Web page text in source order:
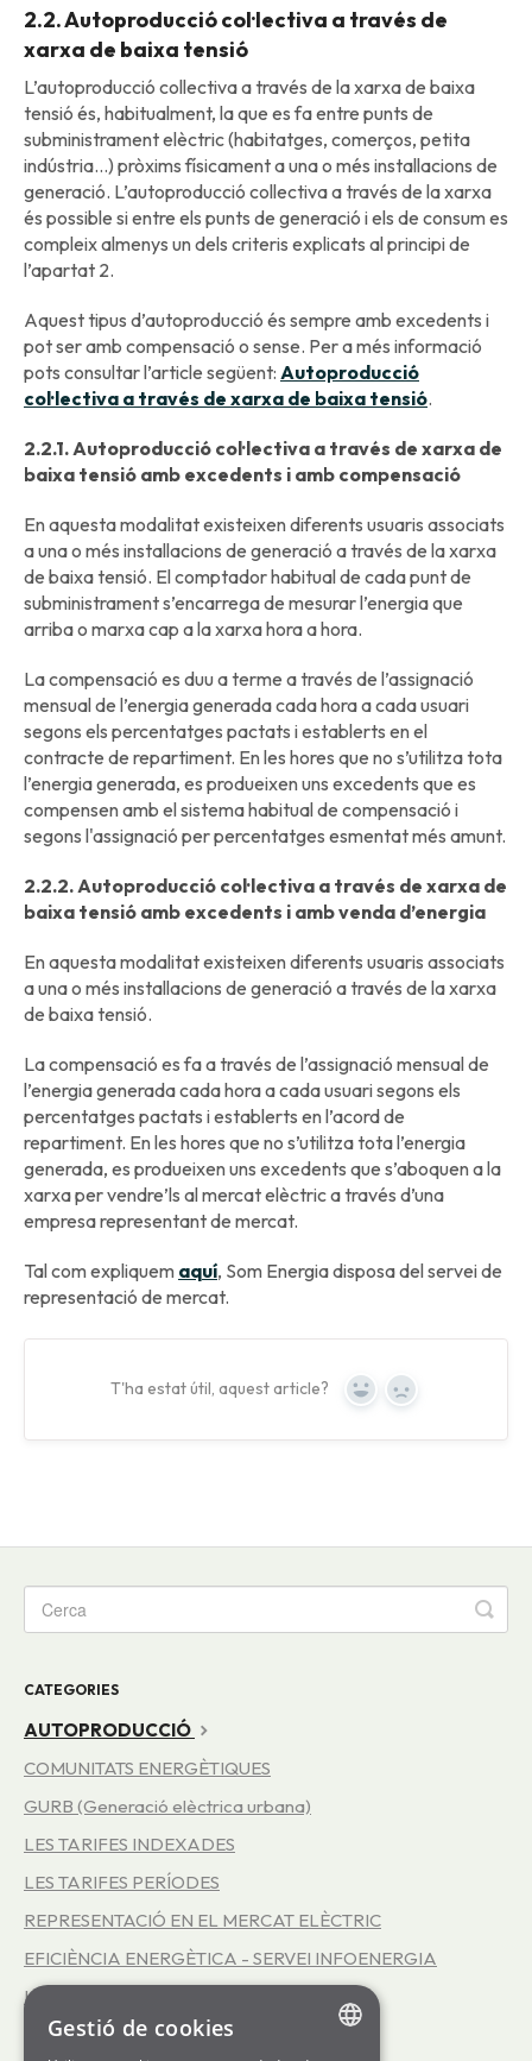
2.2. Autoproducció col·lectiva a través de
xarxa de baixa tensió
L’autoproducció collectiva a través de la xarxa de baixa
tensió és, habitualment, la que es fa entre punts de
subministrament elèctric (habitatges, comerços, petita
indústria…) pròxims físicament a una o més installacions de
generació. L’autoproducció collectiva a través de la xarxa
és possible si entre els punts de generació i els de consum es
compleix almenys un dels criteris explicats al principi de
l’apartat 2.
Aquest tipus d’autoproducció és sempre amb excedents i
pot ser amb compensació o sense. Per a més informació
pots consultar l’article següent: Autoproducció
col·lectiva a través de xarxa de baixa tensió.
2.2.1. Autoproducció col·lectiva a través de xarxa de
baixa tensió amb excedents i amb compensació
En aquesta modalitat existeixen diferents usuaris associats
a una o més installacions de generació a través de la xarxa
de baixa tensió. El comptador habitual de cada punt de
subministrament s’encarrega de mesurar l’energia que
arriba o marxa cap a la xarxa hora a hora.
La compensació es duu a terme a través de l’assignació
mensual de l’energia generada cada hora a cada usuari
segons els percentatges pactats i establerts en el
contracte de repartiment. En les hores que no s’utilitza tota
l’energia generada, es produeixen uns excedents que es
compensen amb el sistema habitual de compensació i
segons l'assignació per percentatges esmentat més amunt.
2.2.2. Autoproducció col·lectiva a través de xarxa de
baixa tensió amb excedents i amb venda d’energia
En aquesta modalitat existeixen diferents usuaris associats
a una o més installacions de generació a través de la xarxa
de baixa tensió.
La compensació es fa a través de l’assignació mensual de
l’energia generada cada hora a cada usuari segons els
percentatges pactats i establerts en l’acord de
repartiment. En les hores que no s’utilitza tota l’energia
generada, es produeixen uns excedents que s’aboquen a la
xarxa per vendre’ls al mercat elèctric a través d’una
empresa representant de mercat.
Tal com expliquem aquí, Som Energia disposa del servei de
representació de mercat.
T'ha estat útil, aquest article? Yes No
CATEGORIES
AUTOPRODUCCIÓ
COMUNITATS ENERGÈTIQUES
GURB (Generació elèctrica urbana)
LES TARIFES INDEXADES
LES TARIFES PERÍODES
REPRESENTACIÓ EN EL MERCAT ELÈCTRIC
EFICIÈNCIA ENERGÈTICA - SERVEI INFOENERGIA
LA COOPERATIVA SOM ENERGIA
LES TARIFES 3.0TD
Gestió de cookies